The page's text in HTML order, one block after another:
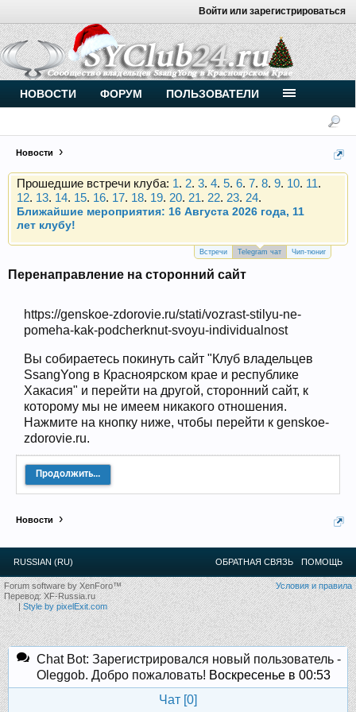
Войти или зарегистрироваться
Новости
Внимание, новые участники нашего клуба!
Основное общение происходит вTelegram-чате.
Присоединяйтесь.
Чип-тюнинг (прошивка) дизелей от
Vahmurka
12.13.14.15.16.17.18.19.20.21.22.23.24.
Ближайшие мероприятия: 16 Августа 2026 года, 11
лет клубу!
Внимание, новые участники нашего клуба!
Основное общение происходит вTelegram-чате.
Чип-тюнинг (прошивка) дизелей от
Прошедшие встречи клуба: . .4. .6
12.13.14.15.16.17.18.19 .20.21 . 22.23.24.
Ближайшие мероприятия: 16 Августа 2026 года, 11
лет клубу!
Встречи Telegram чат Чип-тюниг
Перенаправление на сторонний сайт
https://genskoe-zdorovie.ru/stati/vozrast-stilyu-ne-
pomeha-kak-podcherknut-svoyu-individualnost
Вы собираетесь покинуть сайт "Клуб владельцев
SsangYong в Красноярском крае и республике
Хакасия" и перейти на другой, сторонний сайт, к
которому мы не имеем никакого отношения.
Нажмите на кнопку ниже, чтобы перейти к genskoe-
zdorovie.ru.
Продолжить...
Новости
НОВОСТИ ФОРУМ ПОЛЬЗОВАТЕЛИ
RUSSIAN (RU) ОБРАТНАЯ СВЯЗЬ ПОМОЩЬ
Условия и правила
Forum software by XenForo™
Перевод:XF-Russia.ru
|Style by pixelExit.com
Chat Bot: Зарегистрировался новый пользователь -
Oleggob. Добро пожаловать! Воскресенье в 00:53
Чат [0]